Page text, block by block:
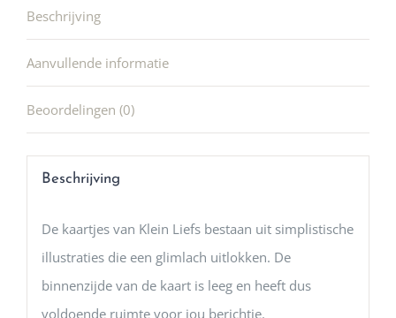
Beschrijving
Aanvullende informatie
Beoordelingen (0)
Beschrijving
De kaartjes van Klein Liefs bestaan uit simplistische
illustraties die een glimlach uitlokken. De
binnenzijde van de kaart is leeg en heeft dus
voldoende ruimte voor jou berichtje.